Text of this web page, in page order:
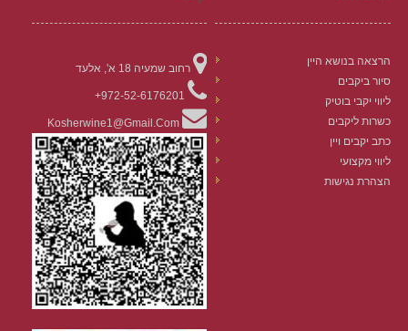
הרצאה בנושא היין
סיור ביקבים
ליווי יקבי בוטיק
כשרות ליקבים
כתב יקבים ויין
ליווי מקצועי
הצהרת נגישות
רחוב שמעיה 18 א', אלעד
972-52-6176201+
Kosherwine1@gmail.com